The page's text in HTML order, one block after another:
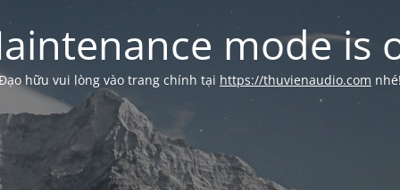
mode is
hữu vui lòng vào trang chính tại https://thuvienaudio.com